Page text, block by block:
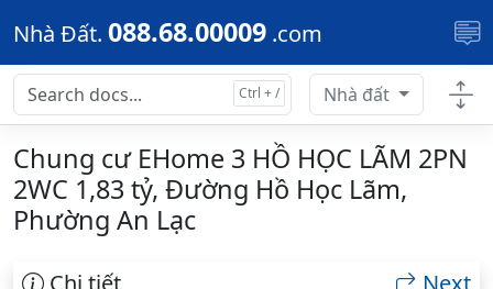
Skip to main content
Nhà Đất. 088.68.00009 .com
Nhà đất
Chung cư EHome 3 HỒ HỌC LÃM 2PN
2WC 1,83 tỷ, Đường Hồ Học Lãm,
Phường An Lạc
Chi tiết Next